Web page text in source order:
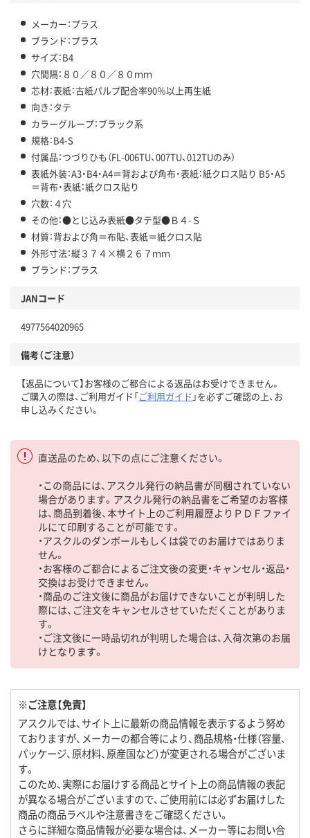
メーカー：プラス
ブランド：プラス
サイズ：B4
穴間隔：８０／８０／８０ｍｍ
芯材：表紙：古紙パルプ配合率90％以上再生紙
向き：タテ
カラーグループ：ブラック系
規格：B4-S
付属品：つづりひも（FL-006TU、007TU、012TUのみ）
表紙外装：A3・B4・A4＝背および角布・表紙：紙クロス貼り B5・A5
＝背布・表紙：紙クロス貼り
穴数：４穴
その他：●とじ込み表紙●タテ型●Ｂ４-Ｓ
材質：背および角＝布貼、表紙＝紙クロス貼
外形寸法：縦３７４×横２６７ｍｍ
ブランド：プラス
JANコード
4977564020965
備考（ご注意）
【返品について】お客様のご都合による返品はお受けできません。
ご購入の際は、ご利用ガイド「ご利用ガイド 」を必ずご確認の上、お
申し込みください。
直送品のため、以下の点にご注意ください。
・この商品には、アスクル発行の納品書が同梱されていない
場合があります。アスクル発行の納品書をご希望のお客様
は、商品到着後、本サイト上のご利用履歴よりＰＤＦファイ
ルにて印刷することが可能です。
・アスクルのダンボールもしくは袋でのお届けではありま
せん。
・お客様のご都合によるご注文後の変更・キャンセル・返品・
交換はお受けできません。
・商品のご注文後に商品がお届けできないことが判明した
際には、ご注文をキャンセルさせていただくことがありま
す。
・ご注文後に一時品切れが判明した場合は、入荷次第のお届
けとなります。
※ご注意【免責】
アスクルでは、サイト上に最新の商品情報を表示するよう努め
ておりますが、メーカーの都合等により、商品規格・仕様（容量、
パッケージ、原材料、原産国など）が変更される場合がございま
す。
このため、実際にお届けする商品とサイト上の商品情報の表記
が異なる場合がございますので、ご使用前には必ずお届けした
商品の商品ラベルや注意書きをご確認ください。
さらに詳細な商品情報が必要な場合は、メーカー等にお問い合